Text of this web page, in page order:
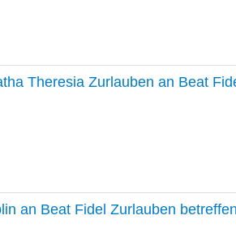
Theresia Zurlauben an Beat
an Beat Fidel Zurlauben